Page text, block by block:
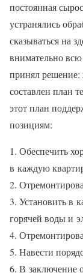
постоянная
устранялись
сказываться на
внимательно
принял
составлен план
этот план
позициям:
1. Обеспечить
в каждую
2.
3. Установить в
горячей воды и
4.
5. Навести
6. В заключение